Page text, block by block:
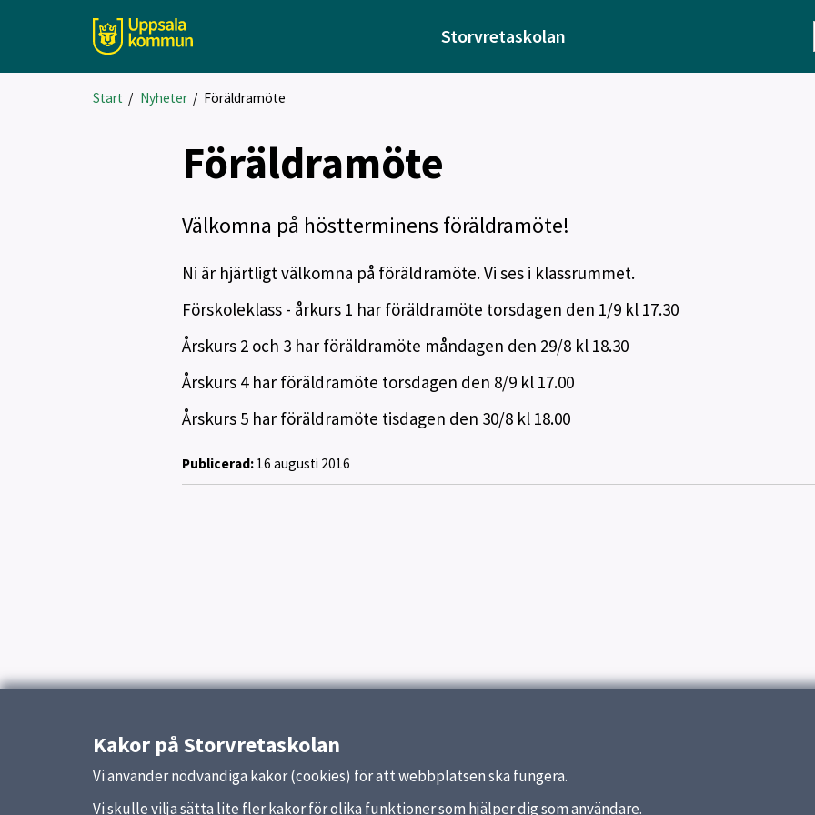
Storvretaskolan
Start / Nyheter/ Föräldramöte
Föräldramöte
Välkomna på höstterminens föräldramöte!
Ni är hjärtligt välkomna på föräldramöte. Vi ses i klassrummet.
Förskoleklass - årkurs 1 har föräldramöte torsdagen den 1/9 kl 17.30
Årskurs 2 och 3 har föräldramöte måndagen den 29/8 kl 18.30
Årskurs 4 har föräldramöte torsdagen den 8/9 kl 17.00
Årskurs 5 har föräldramöte tisdagen den 30/8 kl 18.00
Publicerad:16 augusti 2016
Kakor på Storvretaskolan
Vi använder nödvändiga kakor (cookies) för att webbplatsen ska fungera.
Vi skulle vilja sätta lite fler kakor för olika funktioner som hjälper dig som användare.